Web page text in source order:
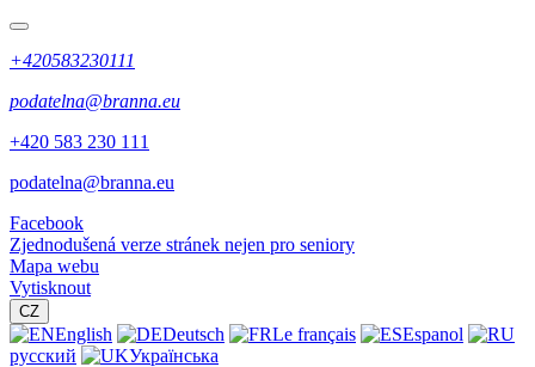
+420583230111
podatelna@branna.eu
+420 583 230 111
podatelna@branna.eu
Facebook
Zjednodušená verze stránek nejen pro seniory
Mapa webu
Vytisknout
CZ
English Deutsch Le français
Espanol
русский
Українська